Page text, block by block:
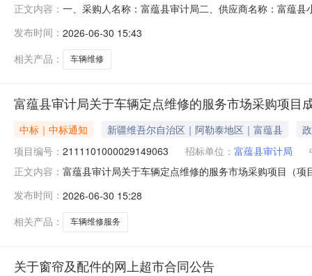
正文内容： 一、采购人名称：富蕴县审计局二、供应商名称：富蕴
项：详见附件中的合同文件八、联系方式1、采购人名称
发布时间： 2026-06-30 15:43
相关产品：
车辆维修
富蕴县审计局关于车辆定点维修的服务市场采购项目
中标｜中标通知 新疆维吾尔自治区｜阿勒泰地区｜富蕴县
项目编号： 2111101000029149063 招标单位： 富蕴县审计局
正文内容： 富蕴县审计局关于车辆定点维修的服务市场采购项目（
划编码:654322项目所在行政区划名称:新疆维吾尔自治
发布时间： 2026-06-30 15:28
相关产品：
车辆维修服务
关于窗帘及配件的网上超市合同公告